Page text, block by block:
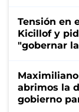
Tensión en
Kicillof y
"gobernar
abrimos la
gobierno